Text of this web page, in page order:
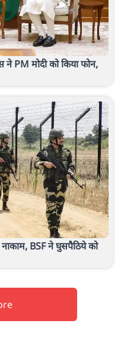
PM मोदी को किया फोन,
BSF ने घुसपैठिये को